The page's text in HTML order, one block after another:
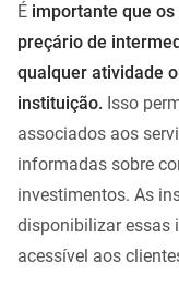
É importante que
preçário de
qualquer atividade
instituição. Isso
associados aos
informadas sobre
investimentos. As
disponibilizar essas
acessível aos